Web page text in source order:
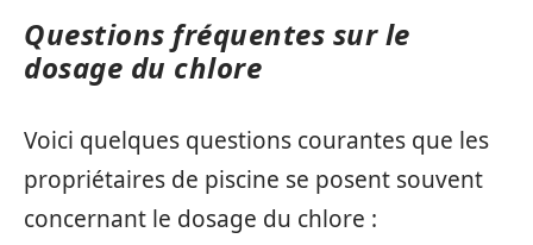
Questions fréquentes sur le
dosage du chlore
Voici quelques questions courantes que les
propriétaires de piscine se posent souvent
concernant le dosage du chlore :